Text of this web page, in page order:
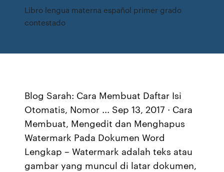
Libro lengua materna español primer grado
contestado
Blog Sarah: Cara Membuat Daftar Isi
Otomatis, Nomor ... Sep 13, 2017 · Cara
Membuat, Mengedit dan Menghapus
Watermark Pada Dokumen Word
Lengkap – Watermark adalah teks atau
gambar yang muncul di latar dokumen,